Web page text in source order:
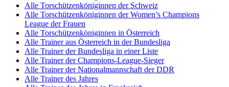
Alle Torschützenköniginnen der Schweiz
Alle Torschützenköniginnen der Women’s Champions
League der Frauen
Alle Torschützenköniginnen in Österreich
Alle Trainer aus Österreich in der Bundesliga
Alle Trainer der Bundesliga in einer Liste
Alle Trainer der Champions-League-Sieger
Alle Trainer der Nationalmannschaft der DDR
Alle Trainer des Jahres